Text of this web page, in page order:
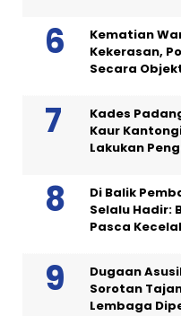
Kematian
Kekerasan,
Secara
Kades
Kaur
Lakukan
Di Balik
Selalu Hadir:
Pasca
Dugaan
Sorotan
Lembaga